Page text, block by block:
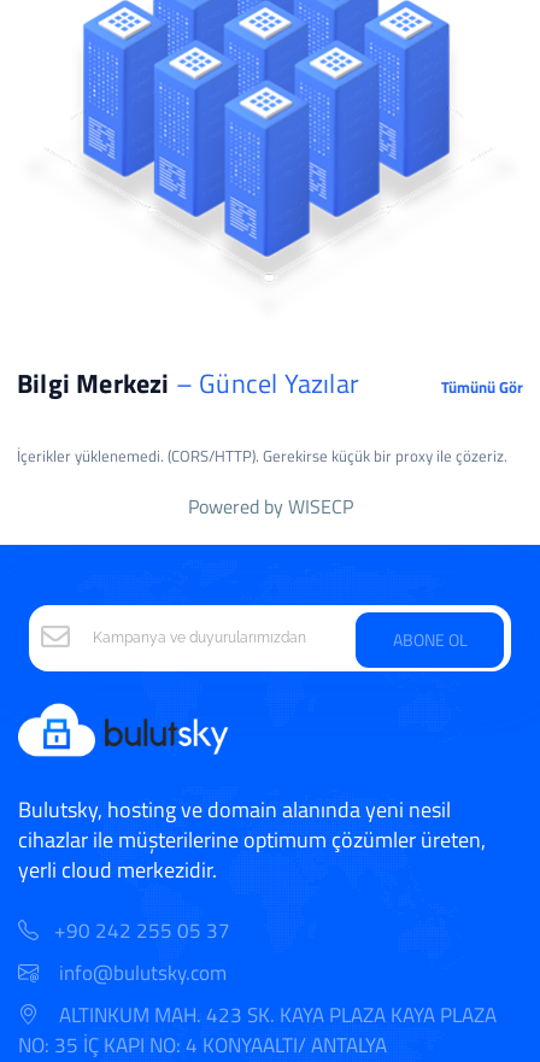
Bilgi Merkezi – Güncel Yazılar Tümünü Gör
İçerikler yüklenemedi. (CORS/HTTP). Gerekirse küçük bir proxy ile çözeriz.
Powered byWISECP
ABONE OL
Bulutsky, hosting ve domain alanında yeni nesil
cihazlar ile müşterilerine optimum çözümler üreten,
yerli cloud merkezidir.
+90 242 255 05 37
info@bulutsky.com
ALTINKUM MAH. 423 SK. KAYA PLAZA KAYA PLAZA
NO: 35 İÇ KAPI NO: 4 KONYAALTI/ ANTALYA